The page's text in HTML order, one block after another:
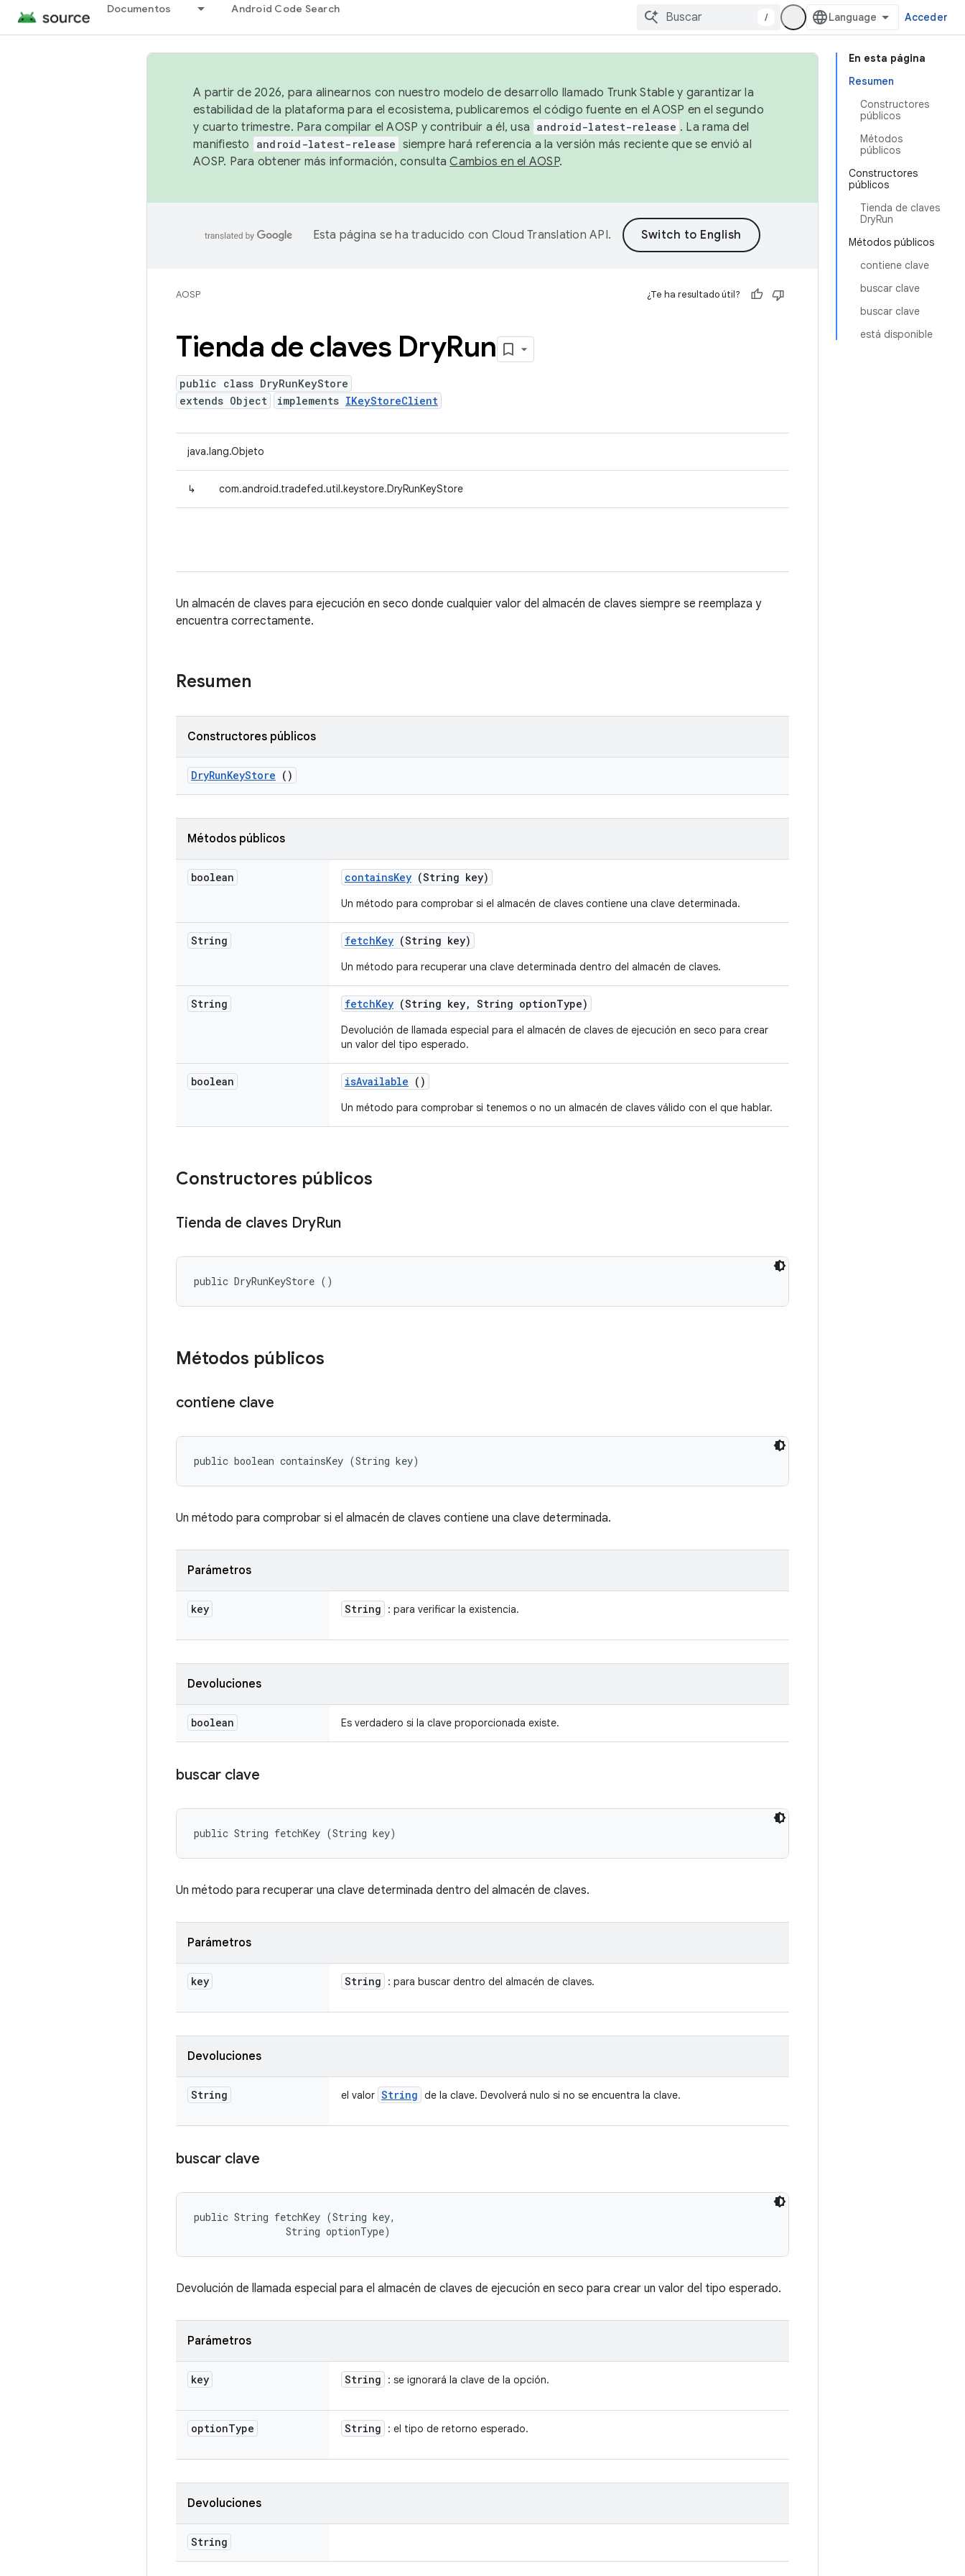
Documentos Android Code Search
/ Acceder
En esta página
Resumen
Constructores
públicos
Métodos
públicos
Constructores
públicos
Tienda de claves
DryRun
Métodos públicos
contiene clave
buscar clave
buscar clave
está disponible
A partir de 2026, para alinearnos con nuestro modelo de desarrollo llamado Trunk Stable y garantizar la
estabilidad de la plataforma para el ecosistema, publicaremos el código fuente en el AOSP en el segundo
y cuarto trimestre. Para compilar el AOSP y contribuir a él, usa android-latest-release . La rama del
manifiesto
android-latest-release siempre hará referencia a la versión más reciente que se envió al
AOSP. Para obtener más información, consultaCambios en el AOSP.
Esta página se ha traducido con Cloud Translation API.
AOSP ¿Te ha resultado útil?
Tienda de claves DryRun
public class DryRunKeyStore
extends Object
implements IKeyStoreClient
java.lang.Objeto
↳ com.android.tradefed.util.keystore.DryRunKeyStore
Un almacén de claves para ejecución en seco donde cualquier valor del almacén de claves siempre se reemplaza y
encuentra correctamente.
Resumen
Constructores públicos
DryRunKeyStore ()
Métodos públicos
boolean containsKey (String key)
Un método para comprobar si el almacén de claves contiene una clave determinada.
String fetchKey (String key)
Un método para recuperar una clave determinada dentro del almacén de claves.
String fetchKey (String key, String optionType)
Devolución de llamada especial para el almacén de claves de ejecución en seco para crear
un valor del tipo esperado.
boolean isAvailable ()
Un método para comprobar si tenemos o no un almacén de claves válido con el que hablar.
Constructores públicos
Tienda de claves DryRun
public DryRunKeyStore ()
Métodos públicos
contiene clave
public boolean containsKey (String key)
Un método para comprobar si el almacén de claves contiene una clave determinada.
Parámetros
key String : para verificar la existencia.
Devoluciones
boolean Es verdadero si la clave proporcionada existe.
buscar clave
public String fetchKey (String key)
Un método para recuperar una clave determinada dentro del almacén de claves.
Parámetros
key String : para buscar dentro del almacén de claves.
Devoluciones
String el valor String de la clave. Devolverá nulo si no se encuentra la clave.
buscar clave
public String fetchKey (String key,
                String optionType)
Devolución de llamada especial para el almacén de claves de ejecución en seco para crear un valor del tipo esperado.
Parámetros
key String : se ignorará la clave de la opción.
optionType String : el tipo de retorno esperado.
Devoluciones
String